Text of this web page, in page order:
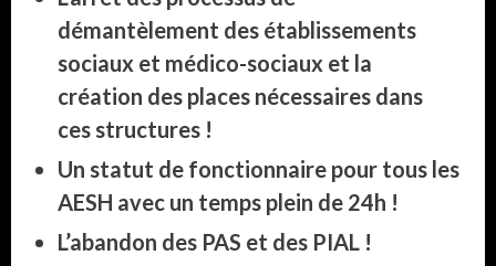
démantèlement des établissements
sociaux et médico-sociaux et la
création des places nécessaires dans
ces structures !
Un statut de fonctionnaire pour tous les
AESH avec un temps plein de 24h !
L’abandon des PAS et des PIAL !